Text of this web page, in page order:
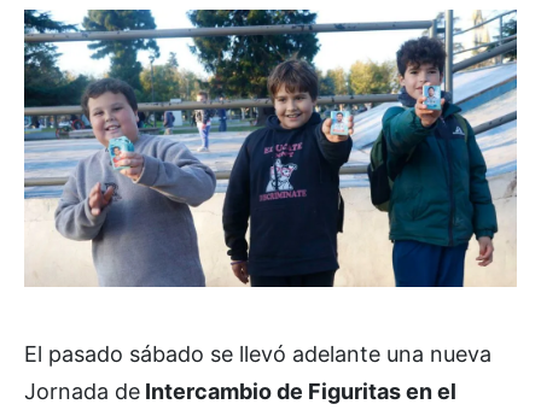
El pasado sábado se llevó adelante una nueva
Jornada de Intercambio de Figuritas en el